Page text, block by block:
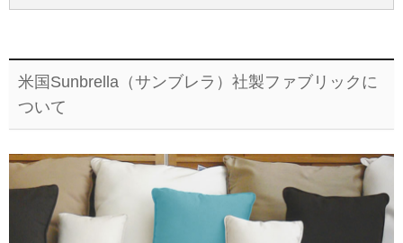
米国Sunbrella（サンブレラ）社製ファブリックに
ついて